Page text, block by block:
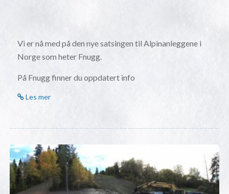
Vi er nå med på den nye satsingen til Alpinanleggene i
Norge som heter Fnugg.
På Fnugg finner du oppdatert info
Les mer